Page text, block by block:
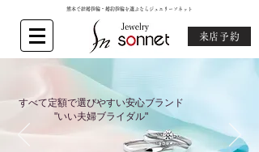
熊本で結婚指輪・婚約指輪を選ぶならジュエリーソネット
来店予約
すべて定額で選びやすい安心ブランド
"いい夫婦ブライダル"